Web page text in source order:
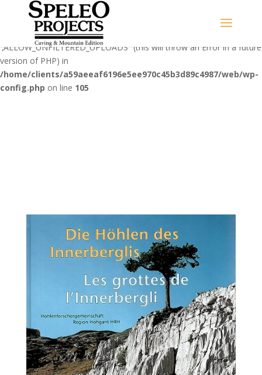
Warning: Use of undefined constant
‚ALLOW_UNFILTERED_UPLOADS‘ - assumed
'‚ALLOW_UNFILTERED_UPLOADS‘' (this will throw an Error in a future
version of PHP) in
/home/clients/a59aeeaf6196e5ee970c45b3d89c4987/web/wp-
config.php on line 105